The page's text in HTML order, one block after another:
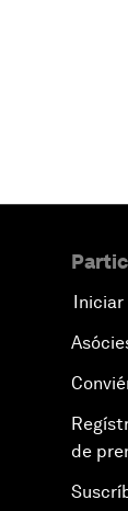
Iniciar
de